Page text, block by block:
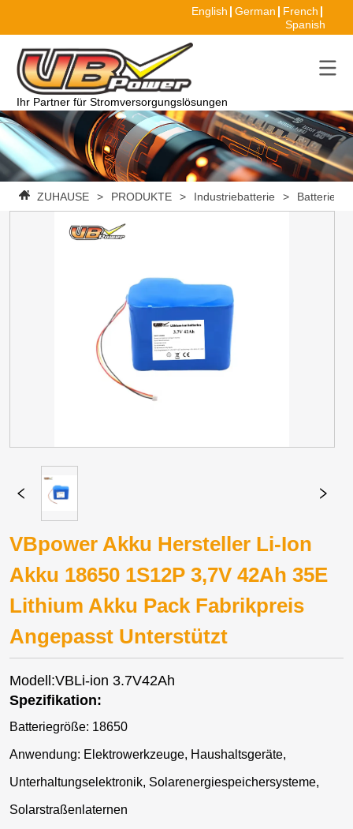
English German
French
Spanish
Ihr Partner für Stromversorgungslösungen
ZUHAUSE > PRODUKTE > Industriebatterie >
VBpower Akku Hersteller Li-Ion
Akku 18650 1S12P 3,7V 42Ah 35E
Lithium Akku Pack Fabrikpreis
Angepasst Unterstützt
Modell:VBLi-ion 3.7V42Ah
Spezifikation:
Batteriegröße: 18650
Anwendung: Elektrowerkzeuge, Haushaltsgeräte,
Unterhaltungselektronik, Solarenergiespeichersysteme,
Solarstraßenlaternen